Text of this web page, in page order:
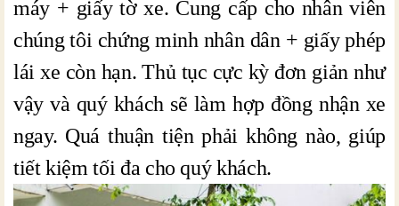
máy + giấy tờ xe. Cung cấp cho nhân viên
chúng tôi chứng minh nhân dân + giấy phép
lái xe còn hạn. Thủ tục cực kỳ đơn giản như
vậy và quý khách sẽ làm hợp đồng nhận xe
ngay. Quá thuận tiện phải không nào, giúp
tiết kiệm tối đa cho quý khách.